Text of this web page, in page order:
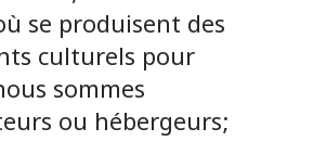
se produisent des
culturels pour
sommes
ou hébergeurs;